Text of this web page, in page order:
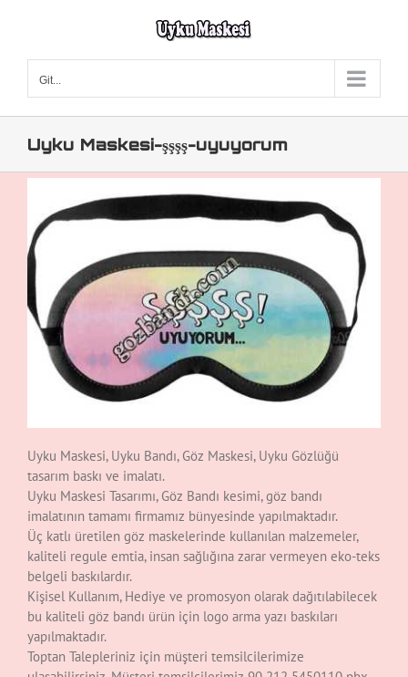
Git...
Uyku Maskesi-şşşş-uyuyorum
Uyku Maskesi, Uyku Bandı, Göz Maskesi, Uyku Gözlüğü
tasarım baskı ve imalatı.
Uyku Maskesi Tasarımı, Göz Bandı kesimi, göz bandı
imalatının tamamı firmamız bünyesinde yapılmaktadır.
Üç katlı üretilen göz maskelerinde kullanılan malzemeler,
kaliteli regule emtia, insan sağlığına zarar vermeyen eko-teks
belgeli baskılardır.
Kişisel Kullanım, Hediye ve promosyon olarak dağıtılabilecek
bu kaliteli göz bandı ürün için logo arma yazı baskıları
yapılmaktadır.
Toptan Talepleriniz için müşteri temsilcilerimize